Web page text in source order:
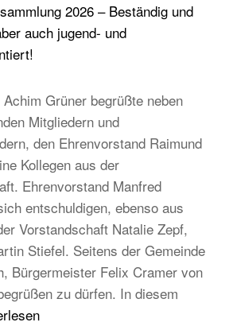
beim
des
2026 – Beständig und
auch jugend- und
Grüner begrüßte neben
Mitgliedern und
den Ehrenvorstand Raimund
Kollegen aus der
Ehrenvorstand Manfred
entschuldigen, ebenso aus
Vorstandschaft Natalie Zepf,
Stiefel. Seitens der Gemeinde
Bürgermeister Felix Cramer von
zu dürfen. In diesem